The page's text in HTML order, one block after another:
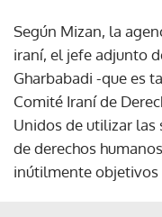
Según Mizan, la
iraní, el jefe adjunto
Gharbabadi -que es
Comité Iraní de
Unidos de utilizar
de derechos
inútilmente objetivos